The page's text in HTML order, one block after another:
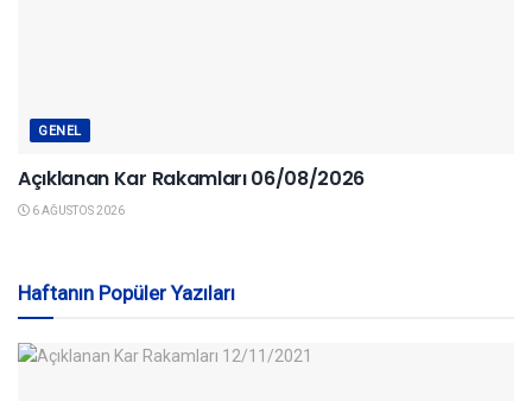
GENEL
Açıklanan Kar Rakamları 06/08/2026
6 AĞUSTOS 2026
Haftanın Popüler Yazıları